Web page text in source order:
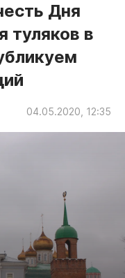
Дня
туляков в
04.05.2020, 12:35